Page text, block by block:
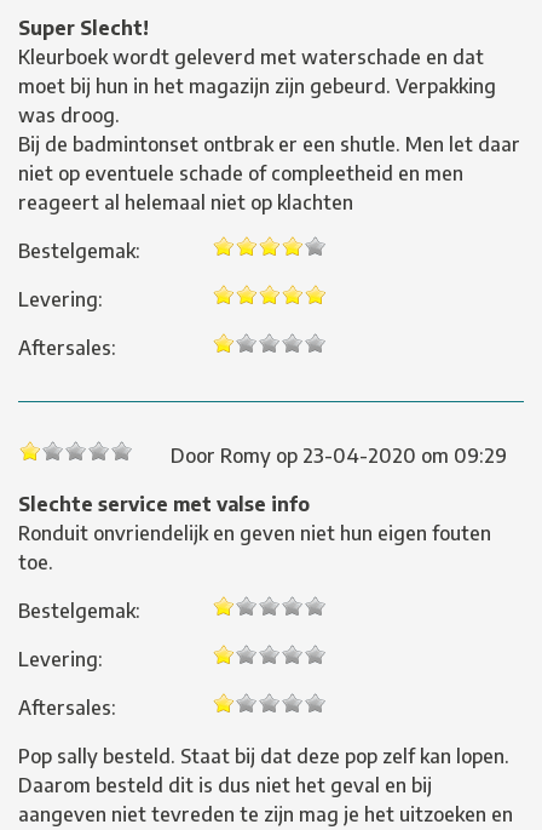
Super Slecht!
Kleurboek wordt geleverd met waterschade en dat
moet bij hun in het magazijn zijn gebeurd. Verpakking
was droog.
Bij de badmintonset ontbrak er een shutle. Men let daar
niet op eventuele schade of compleetheid en men
reageert al helemaal niet op klachten
Bestelgemak:
Levering:
Aftersales:
Door Romy op 23-04-2020 om 09:29
Slechte service met valse info
Ronduit onvriendelijk en geven niet hun eigen fouten
toe.
Bestelgemak:
Levering:
Aftersales:
Pop sally besteld. Staat bij dat deze pop zelf kan lopen.
Daarom besteld dit is dus niet het geval en bij
aangeven niet tevreden te zijn mag je het uitzoeken en